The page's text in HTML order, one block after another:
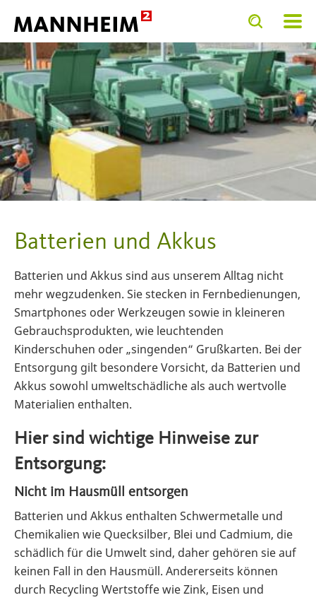
Toggle
search
input
form
Toggle
search
input
Batterien und Akkus
Batterien und Akkus sind aus unserem Alltag nicht
mehr wegzudenken. Sie stecken in Fernbedienungen,
Smartphones oder Werkzeugen sowie in kleineren
Gebrauchsprodukten, wie leuchtenden
Kinderschuhen oder „singenden“ Grußkarten. Bei der
Entsorgung gilt besondere Vorsicht, da Batterien und
Akkus sowohl umweltschädliche als auch wertvolle
Materialien enthalten.
Hier sind wichtige Hinweise zur
Entsorgung:
Nicht im Hausmüll entsorgen
Batterien und Akkus enthalten Schwermetalle und
Chemikalien wie Quecksilber, Blei und Cadmium, die
schädlich für die Umwelt sind, daher gehören sie auf
keinen Fall in den Hausmüll. Andererseits können
durch Recycling Wertstoffe wie Zink, Eisen und